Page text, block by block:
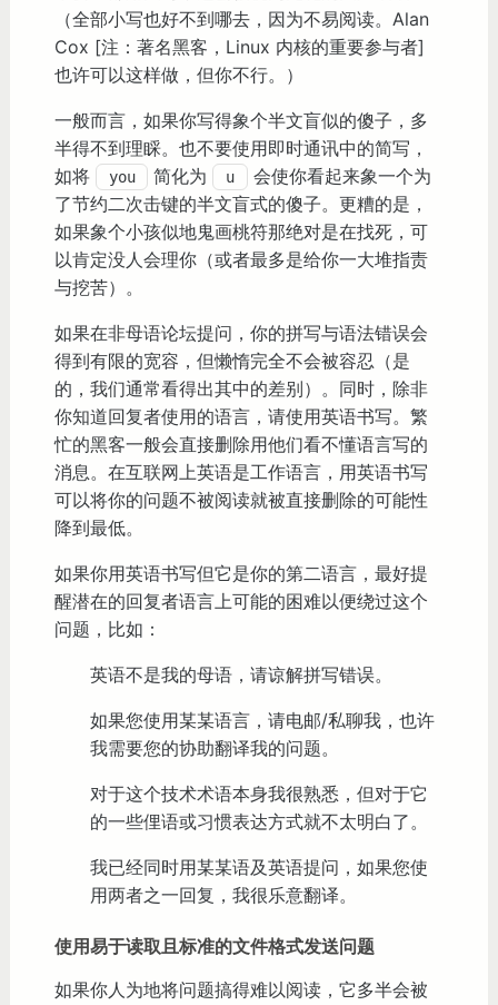
（全部小写也好不到哪去，因为不易阅读。Alan
Cox [注：著名黑客，Linux 内核的重要参与者]
也许可以这样做，但你不行。）
一般而言，如果你写得象个半文盲似的傻子，多
半得不到理睬。也不要使用即时通讯中的简写，
如将
you 简化为 u
会使你看起来象一个为
了节约二次击键的半文盲式的傻子。更糟的是，
如果象个小孩似地鬼画桃符那绝对是在找死，可
以肯定没人会理你（或者最多是给你一大堆指责
与挖苦）。
如果在非母语论坛提问，你的拼写与语法错误会
得到有限的宽容，但懒惰完全不会被容忍（是
的，我们通常看得出其中的差别）。同时，除非
你知道回复者使用的语言，请使用英语书写。繁
忙的黑客一般会直接删除用他们看不懂语言写的
消息。在互联网上英语是工作语言，用英语书写
可以将你的问题不被阅读就被直接删除的可能性
降到最低。
如果你用英语书写但它是你的第二语言，最好提
醒潜在的回复者语言上可能的困难以便绕过这个
问题，比如：
英语不是我的母语，请谅解拼写错误。
如果您使用某某语言，请电邮/私聊我，也许
我需要您的协助翻译我的问题。
对于这个技术术语本身我很熟悉，但对于它
的一些俚语或习惯表达方式就不太明白了。
我已经同时用某某语及英语提问，如果您使
用两者之一回复，我很乐意翻译。
使用易于读取且标准的文件格式发送问题
如果你人为地将问题搞得难以阅读，它多半会被